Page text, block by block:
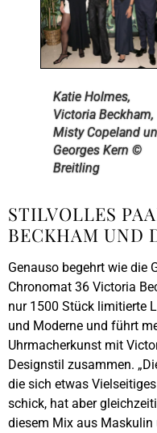
Katie Holmes,
Victoria Beckham,
Misty Copeland
Georges Kern ©
Breitling
STILVOLLES
BECKHAM UND
Genauso begehrt wie die
Chronomat 36 Victoria
nur 1500 Stück limitierte
und Moderne und führt
Uhrmacherkunst mit
Designstil zusammen.
die sich etwas
schick, hat aber
diesem Mix aus